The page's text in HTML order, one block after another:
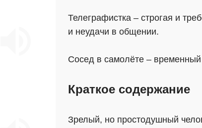
Телеграфистка – строгая и
и неудачи в общении.
Сосед в самолёте – временный
Краткое содержание
Зрелый, но простодушный